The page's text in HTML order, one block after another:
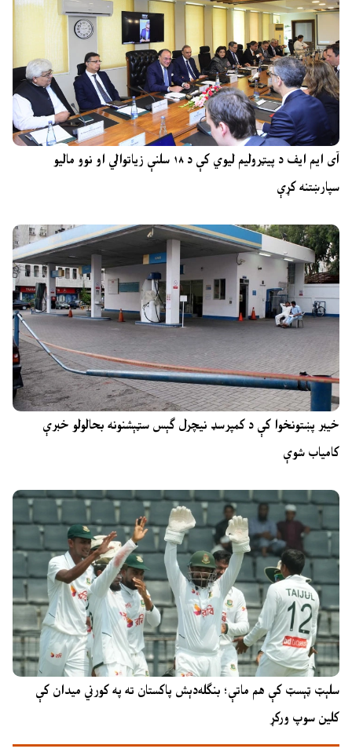
آی ایم ایف د پیټرولیم لیوي کې د ۱۸ سلنې زیاتوالي او نوو مالیو
سپارښتنه کړې
خیبر پښتونخوا کې د کمپرسډ نیچرل ګېس سټېشنونه بحالولو خبرې
کامیاب شوې
سلېټ ټېسټ کې هم ماتې؛ بنګله‌دېش پاکستان ته په کورني میدان کې
کلین سوپ ورکړ